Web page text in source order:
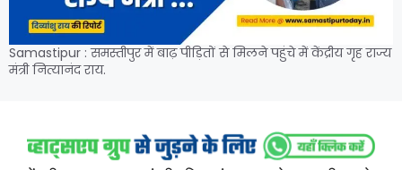
Samastipur : समस्तीपुर में बाढ़ पीड़ितों से मिलने पहुंचे में केंद्रीय गृह राज्य
मंत्री नित्यानंद राय.